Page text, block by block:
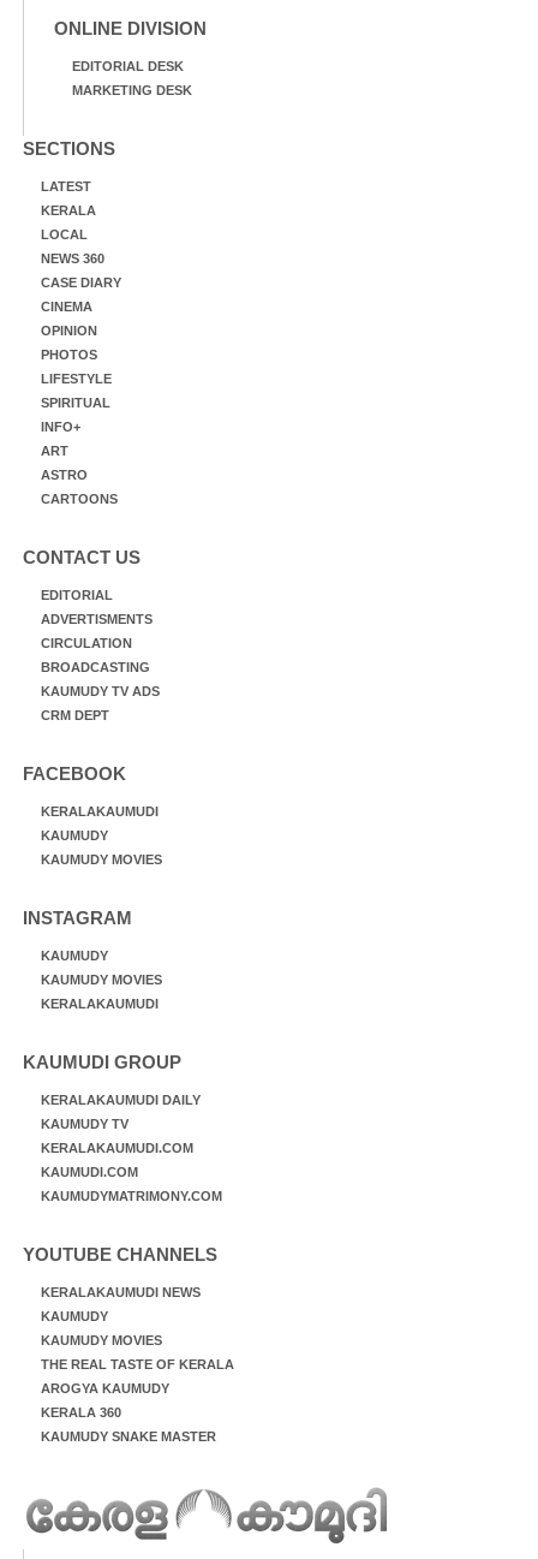
ONLINE DIVISION
EDITORIAL DESK
MARKETING DESK
SECTIONS
LATEST
KERALA
LOCAL
NEWS 360
CASE DIARY
CINEMA
OPINION
PHOTOS
LIFESTYLE
SPIRITUAL
INFO+
ART
ASTRO
CARTOONS
CONTACT US
EDITORIAL
ADVERTISMENTS
CIRCULATION
BROADCASTING
KAUMUDY TV ADS
CRM DEPT
FACEBOOK
KERALAKAUMUDI
KAUMUDY
KAUMUDY MOVIES
INSTAGRAM
KAUMUDY
KAUMUDY MOVIES
KERALAKAUMUDI
KAUMUDI GROUP
KERALAKAUMUDI DAILY
KAUMUDY TV
KERALAKAUMUDI.COM
KAUMUDI.COM
KAUMUDYMATRIMONY.COM
YOUTUBE CHANNELS
KERALAKAUMUDI NEWS
KAUMUDY
KAUMUDY MOVIES
THE REAL TASTE OF KERALA
AROGYA KAUMUDY
KERALA 360
KAUMUDY SNAKE MASTER